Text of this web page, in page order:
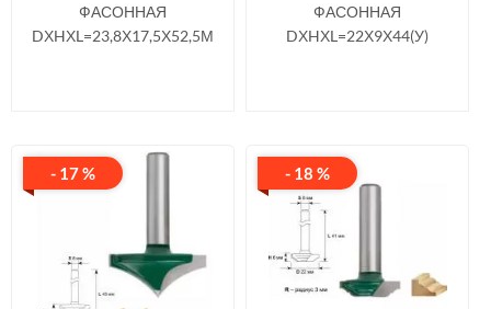
ФАСОННАЯ
DХHХL=23,8Х17,5Х52,5М
ФАСОННАЯ
DХHХL=22Х9Х44(У)
- 17 % - 18 %